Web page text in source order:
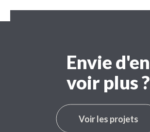
Envie d'en
voir plus ?
Voir les projets